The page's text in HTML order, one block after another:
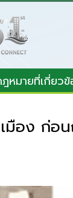
หมายที่เกี่ยว
มือง ก่